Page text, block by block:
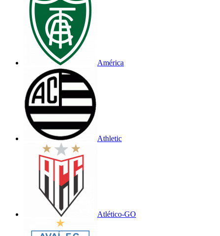
América
Athletic
Atlético-GO